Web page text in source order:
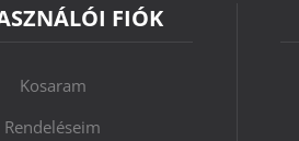
FIÓK
Kosaram
Rendeléseim